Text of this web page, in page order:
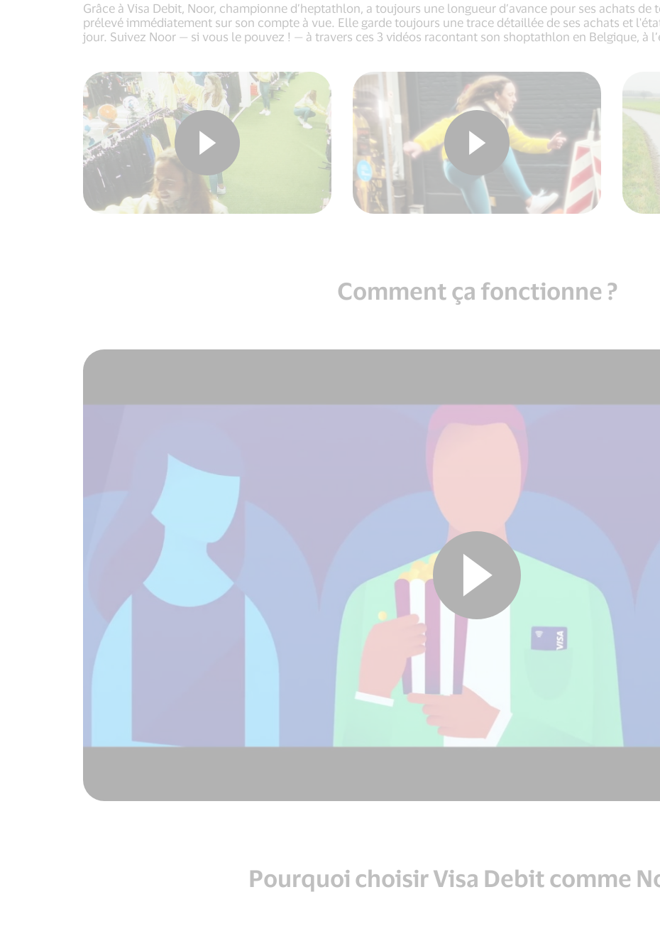
Grâce à Visa Debit, Noor, championne d’heptathlon, a toujours une longueur d’avance pour ses achats
prélevé immédiatement sur son compte à vue. Elle garde toujours une trace détaillée de ses achats et
jour. Suivez Noor — si vous le pouvez ! — à travers ces 3 vidéos racontant son shoptathlon en Belgique, à
Comment ça fonctionne ?
Pourquoi choisir Visa Debit comme